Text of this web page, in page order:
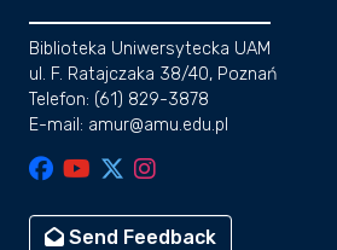
Biblioteka Uniwersytecka UAM
ul. F. Ratajczaka 38/40, Poznań
Telefon: (61) 829-3878
E-mail: amur@amu.edu.pl
Send Feedback